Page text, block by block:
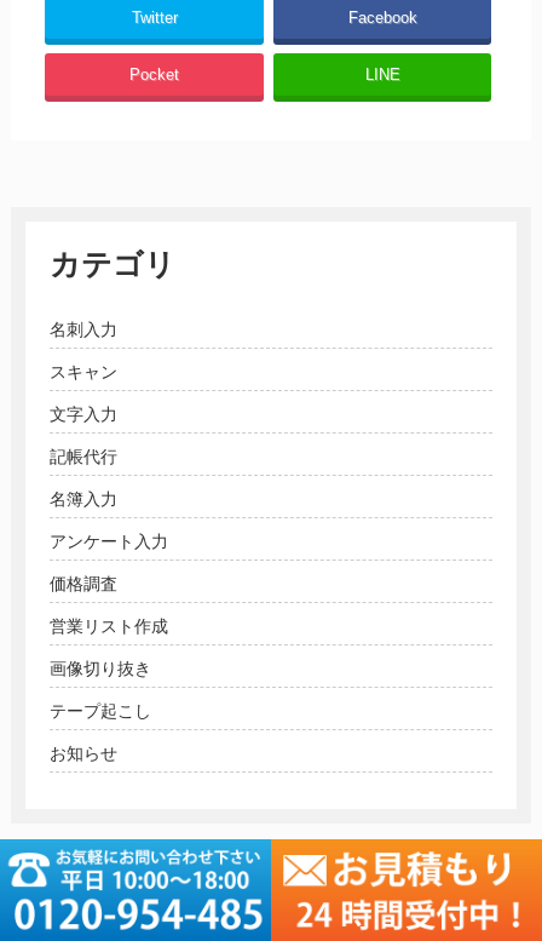
Twitter Facebook
Pocket LINE
カテゴリ
名刺入力
スキャン
文字入力
記帳代行
名簿入力
アンケート入力
価格調査
営業リスト作成
画像切り抜き
テープ起こし
お知らせ
お取引実績